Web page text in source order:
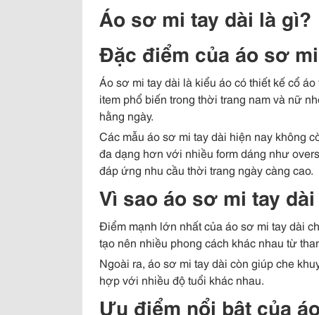
Áo sơ mi tay dài là gì?
Đặc điểm của áo sơ
Áo sơ mi tay dài là kiểu áo có thiết kế cổ
item phổ biến trong thời trang nam và nữ
hằng ngày.
Các mẫu áo sơ mi tay dài hiện nay không
đa dạng hơn với nhiều form dáng như
đáp ứng nhu cầu thời trang ngày càng cao.
Vì sao áo sơ mi tay
Điểm mạnh lớn nhất của áo sơ mi tay dài
tạo nên nhiều phong cách khác nhau từ
Ngoài ra, áo sơ mi tay dài còn giúp che
hợp với nhiều độ tuổi khác nhau.
Ưu điểm nổi bật của